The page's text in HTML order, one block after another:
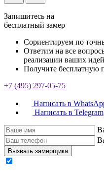
Запишитесь на
бесплатный замер
Сориентируем по
Ответим на все
реализации ваших идей
Получите бесплатную
+7 (495) 297-05-75
Написать в
Написать в Telegram
Вызвать замерщика